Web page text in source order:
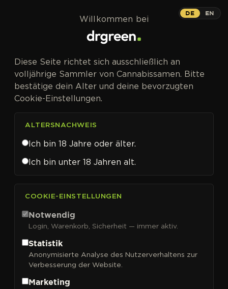
World of Seeds
Sortieren nach
DE EN
Willkommen bei
Diese Seite richtet sich ausschließlich an
volljährige Sammler von Cannabissamen. Bitte
bestätige dein Alter und deine bevorzugten
Cookie-Einstellungen.
ALTERSNACHWEIS
Ich bin 18 Jahre oder älter.
Ich bin unter 18 Jahren alt.
COOKIE-EINSTELLUNGEN
Notwendig
Login, Warenkorb, Sicherheit — immer aktiv.
Statistik
Anonymisierte Analyse des Nutzerverhaltens zur
Verbesserung der Website.
Marketing